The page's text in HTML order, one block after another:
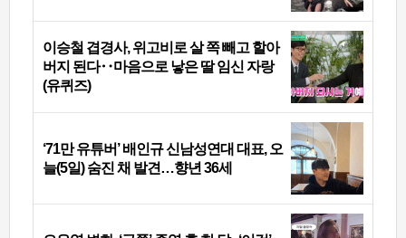
이승철 겹경사, 위고비로 살 쪽 빼고 할아
버지 된다‥마음으로 낳은 딸 임신 자랑
(유퀴즈)
‘71만 유튜버’ 배인규 신남성연대 대표, 오
늘(5일) 숨진 채 발견…향년 36세